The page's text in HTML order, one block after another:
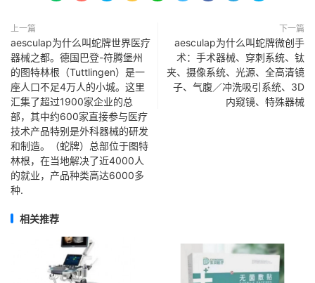
上一篇
aesculap为什么叫蛇牌世界医疗
器械之都。德国巴登-符腾堡州
的图特林根（Tuttlingen）是一
座人口不足4万人的小城。这里
汇集了超过1900家企业的总
部，其中约600家直接参与医疗
技术产品特别是外科器械的研发
和制造。（蛇牌）总部位于图特
林根，在当地解决了近4000人
的就业，产品种类高达6000多
种.
下一篇
aesculap为什么叫蛇牌微创手
术：手术器械、穿刺系统、钛
夹、摄像系统、光源、全高清镜
子、气腹／冲洗吸引系统、3D
内窥镜、特殊器械
相关推荐